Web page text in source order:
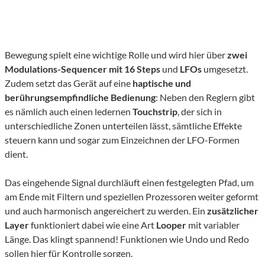
Bewegung spielt eine wichtige Rolle und wird hier überzwei
Modulations-Sequencer mit 16 Steps und LFOs umgesetzt.
Zudem setzt das Gerät auf eine haptische und
berührungsempfindliche Bedienung: Neben den Reglern gibt
es nämlich auch einen ledernen Touchstrip, der sich in
unterschiedliche Zonen unterteilen lässt, sämtliche Effekte
steuern kann und sogar zum Einzeichnen der LFO-Formen
dient.
Das eingehende Signal durchläuft einen festgelegten Pfad, um
am Ende mit Filtern und speziellen Prozessoren weiter geformt
und auch harmonisch angereichert zu werden. Ein zusätzlicher
Layerfunktioniert dabei wie eine Art Looper mit variabler
Länge. Das klingt spannend! Funktionen wie Undo und Redo
sollen hier für Kontrolle sorgen.